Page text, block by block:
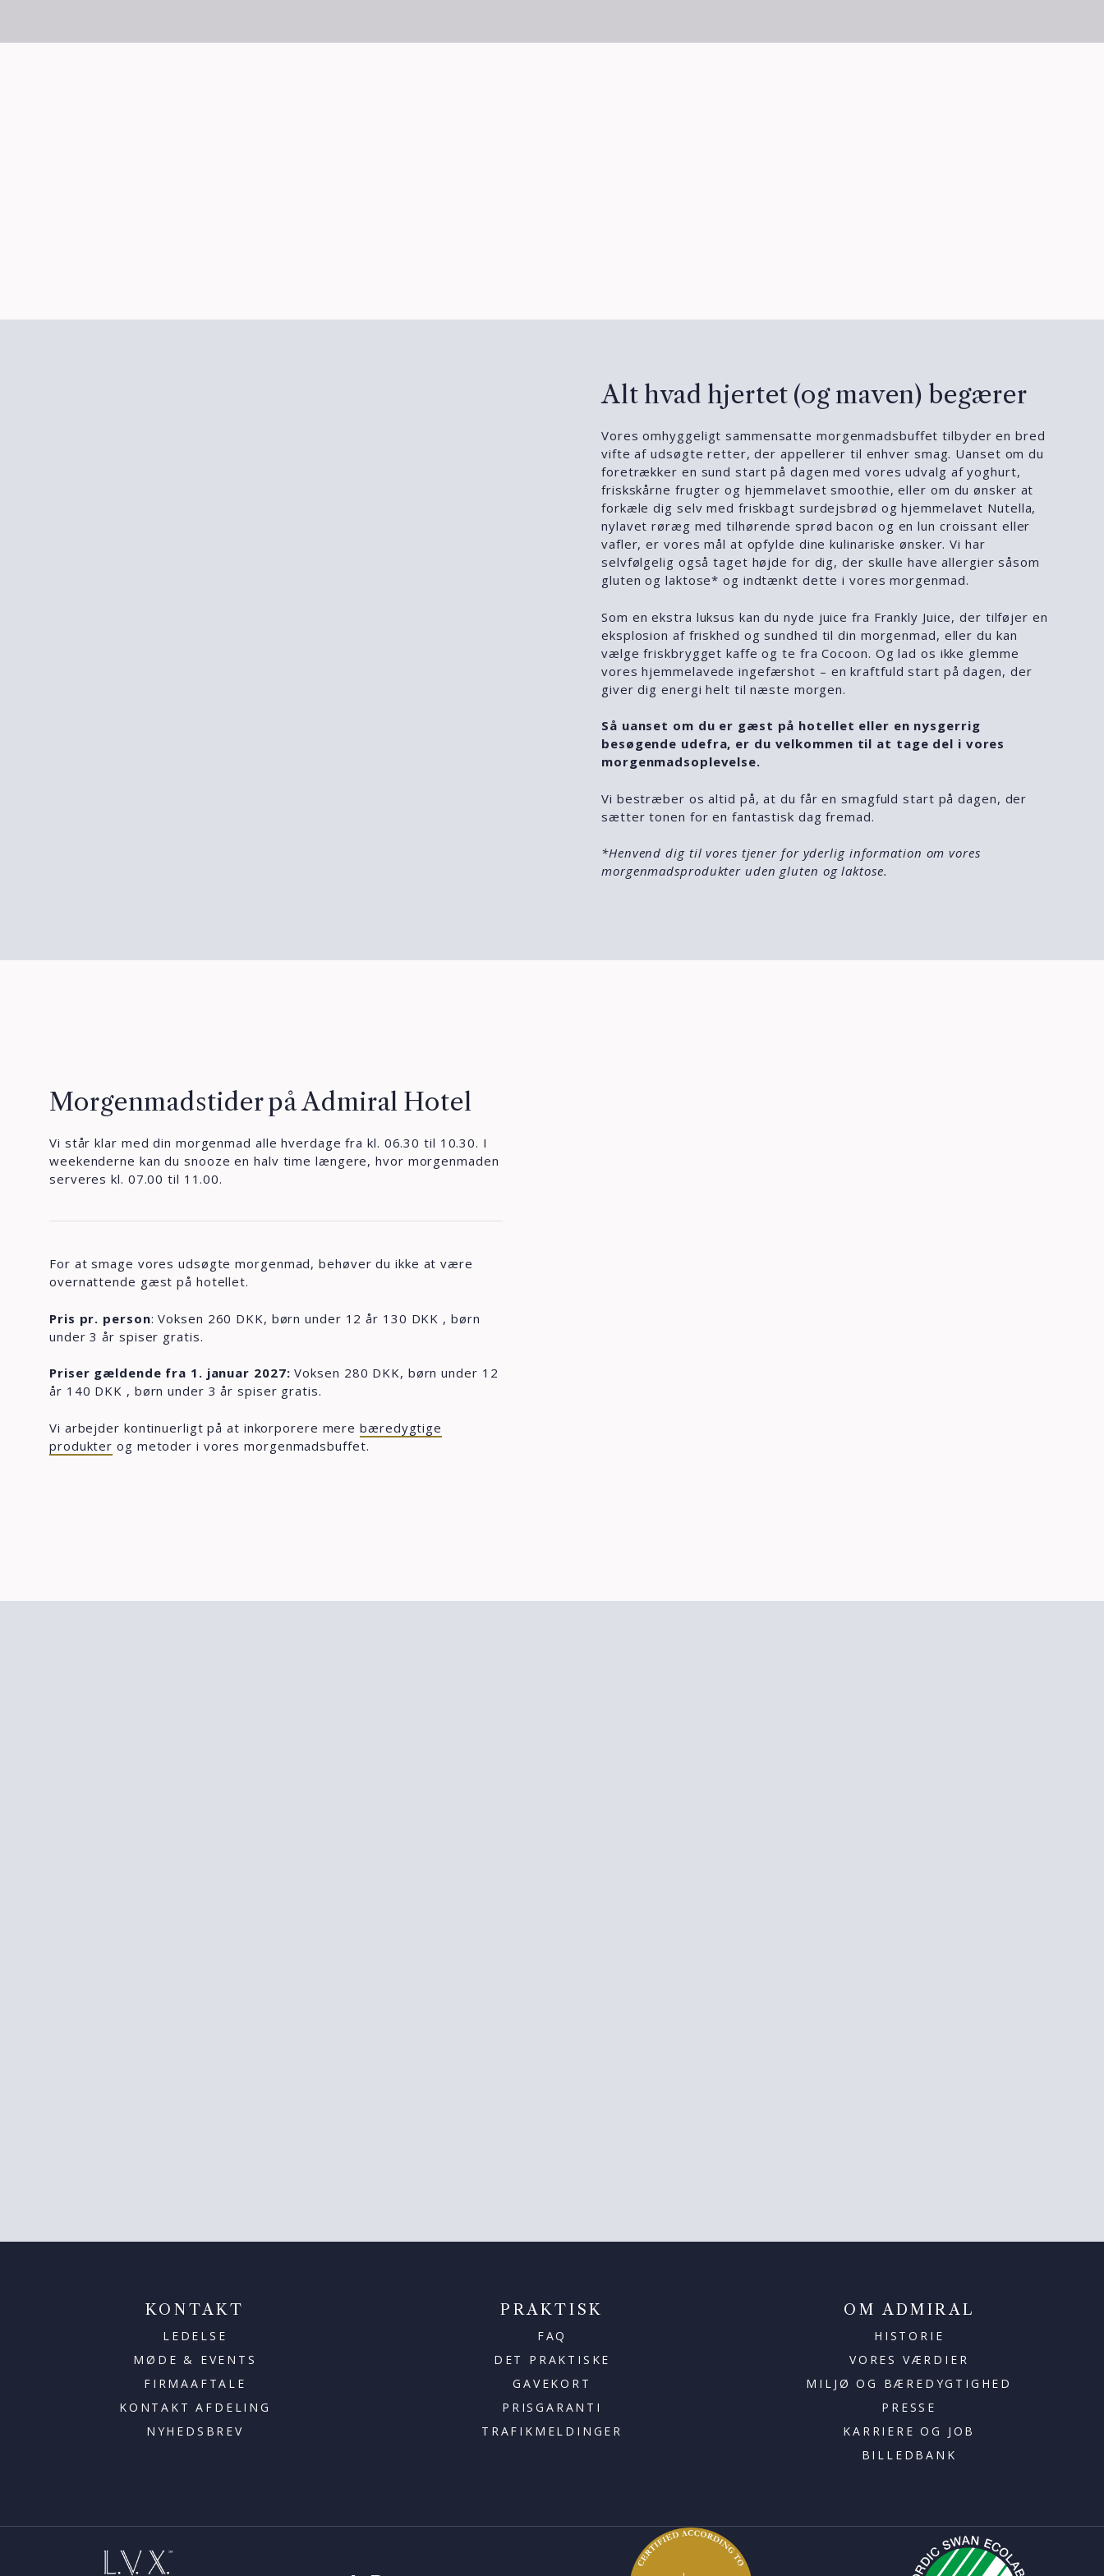
Alt hvad hjertet (og maven) begærer
Vores omhyggeligt sammensatte morgenmadsbuffet tilbyder en bred
vifte af udsøgte retter, der appellerer til enhver smag. Uanset om du
foretrækker en sund start på dagen med vores udvalg af yoghurt,
friskskårne frugter og hjemmelavet smoothie, eller om du ønsker at
forkæle dig selv med friskbagt surdejsbrød og hjemmelavet Nutella,
nylavet røræg med tilhørende sprød bacon og en lun croissant eller
vafler, er vores mål at opfylde dine kulinariske ønsker. Vi har
selvfølgelig også taget højde for dig, der skulle have allergier såsom
gluten og laktose* og indtænkt dette i vores morgenmad.
Som en ekstra luksus kan du nyde juice fra Frankly Juice, der tilføjer en
eksplosion af friskhed og sundhed til din morgenmad, eller du kan
vælge friskbrygget kaffe og te fra Cocoon. Og lad os ikke glemme
vores hjemmelavede ingefærshot – en kraftfuld start på dagen, der
giver dig energi helt til næste morgen.
Så uanset om du er gæst på hotellet eller en nysgerrig
besøgende udefra, er du velkommen til at tage del i vores
morgenmadsoplevelse.
Vi bestræber os altid på, at du får en smagfuld start på dagen, der
sætter tonen for en fantastisk dag fremad.
*Henvend dig til vores tjener for yderlig information om vores
morgenmadsprodukter uden gluten og laktose.
Morgenmadstider på Admiral Hotel
Vi står klar med din morgenmad alle hverdage fra kl. 06.30 til 10.30. I
weekenderne kan du snooze en halv time længere, hvor morgenmaden
serveres kl. 07.00 til 11.00.
For at smage vores udsøgte morgenmad, behøver du ikke at være
overnattende gæst på hotellet.
Pris pr. person: Voksen 260 DKK, børn under 12 år 130 DKK , børn
under 3 år spiser gratis.
Priser gældende fra 1. januar 2027: Voksen 280 DKK, børn under 12
år 140 DKK , børn under 3 år spiser gratis.
Vi arbejder kontinuerligt på at inkorporere merebæredygtige
produkter og metoder i vores morgenmadsbuffet.
KONTAKT
LEDELSE
MØDE & EVENTS
FIRMAAFTALE
KONTAKT AFDELING
NYHEDSBREV
PRAKTISK
FAQ
DET PRAKTISKE
GAVEKORT
PRISGARANTI
TRAFIKMELDINGER
OM ADMIRAL
HISTORIE
VORES VÆRDIER
MILJØ OG BÆREDYGTIGHED
PRESSE
KARRIERE OG JOB
BILLEDBANK